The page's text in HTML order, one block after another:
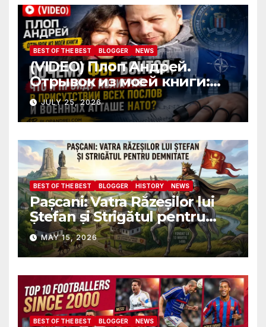
attaches?
BEST OF THE BEST BLOGGER NEWS
(VIDEO) Плоп Андрей.
Отрывок из моей книги:
Почему ФБР боится, что я
пройду полиграф в
присутствии всех послов и
военных атташе НАТО?
JULY 25, 2026
BEST OF THE BEST BLOGGER HISTORY NEWS
Pașcani: Vatra Răzeșilor lui
Ștefan și Strigătul pentru
Demnitate în Fața
Amalgamării
MAY 15, 2026
BEST OF THE BEST BLOGGER NEWS